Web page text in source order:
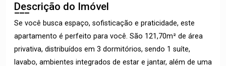
Descrição do Imóvel
Se você busca espaço, sofisticação e praticidade, este
apartamento é perfeito para você. São 121,70m² de área
privativa, distribuídos em 3 dormitórios, sendo 1 suíte,
lavabo, ambientes integrados de estar e jantar, além de uma